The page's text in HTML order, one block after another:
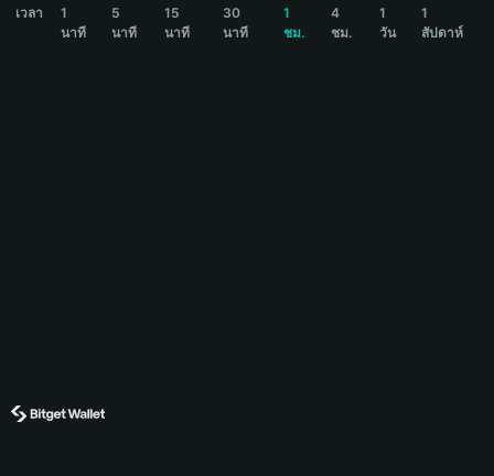
เวลา
1
นาที
5
นาที
15
นาที
30
นาที
1
ชม.
4
ชม.
1
วัน
1
สัปดาห์